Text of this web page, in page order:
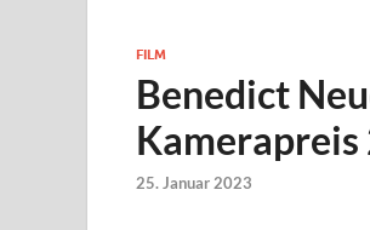
FILM
Benedict
25. Januar 2023